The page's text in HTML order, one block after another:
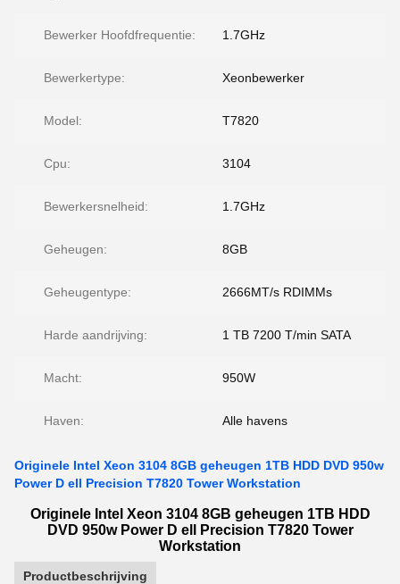
Bewerker Hoofdfrequentie: 1.7GHz
Bewerkertype: Xeonbewerker
Model: T7820
Cpu: 3104
Bewerkersnelheid: 1.7GHz
Geheugen: 8GB
Geheugentype: 2666MT/s RDIMMs
Harde aandrijving: 1 TB 7200 T/min SATA
Macht: 950W
Haven: Alle havens
Originele Intel Xeon 3104 8GB geheugen 1TB HDD DVD 950w
Power D ell Precision T7820 Tower Workstation
Originele Intel Xeon 3104 8GB geheugen 1TB HDD
DVD 950w Power D ell Precision T7820 Tower
Workstation
Productbeschrijving